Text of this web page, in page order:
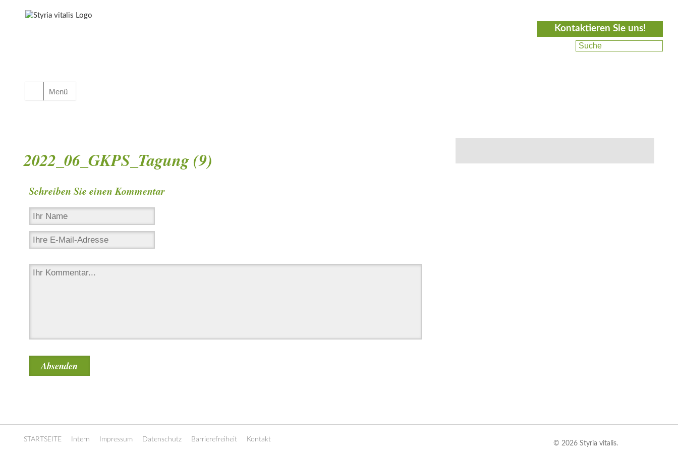
Kontaktieren Sie uns!
Menü
2022_06_GKPS_Tagung (9)
Schreiben Sie einen Kommentar
STARTSEITE Intern Impressum Datenschutz Barrierefreiheit Kontakt
© 2026 Styria vitalis.